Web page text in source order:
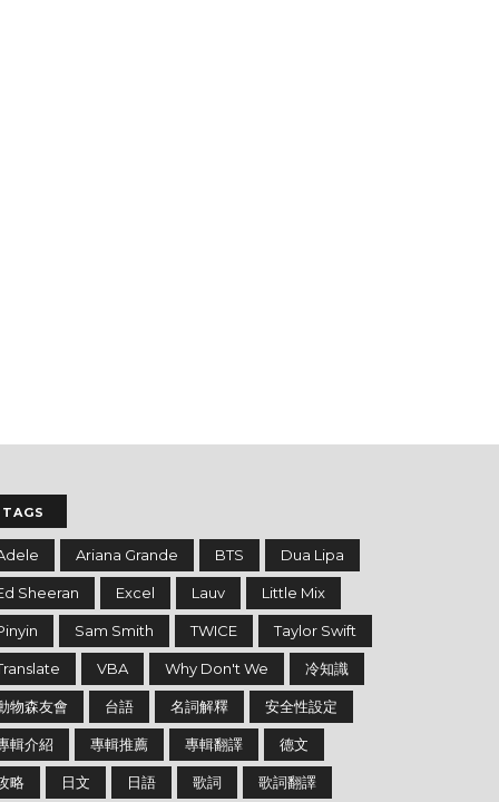
TAGS
Ariana Grande BTS Dua Lipa
Sheeran Excel Lauv Little Mix
Sam Smith TWICE Taylor Swift
VBA Why Don't We 冷知識
物森友會 台語 名詞解釋 安全性設定
輯介紹 專輯推薦 專輯翻譯 德文
略 日文 日語 歌詞 歌詞翻譯